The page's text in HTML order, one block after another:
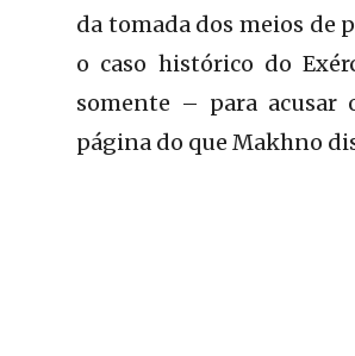
da tomada dos meios de
o caso histórico do
somente – para acusar
página do que Makhno